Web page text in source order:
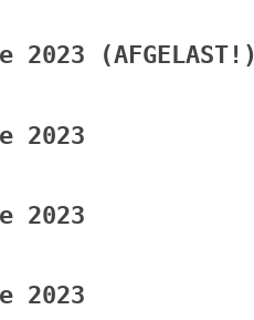
(AFGELAST!)
2023
2023
2023